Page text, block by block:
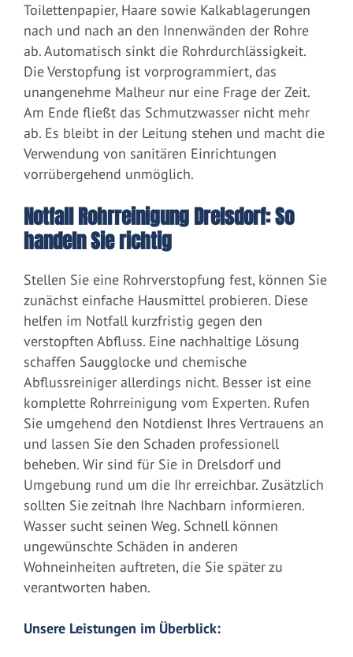
Toilettenpapier, Haare sowie Kalkablagerungen
nach und nach an den Innenwänden der Rohre
ab. Automatisch sinkt die Rohrdurchlässigkeit.
Die Verstopfung ist vorprogrammiert, das
unangenehme Malheur nur eine Frage der Zeit.
Am Ende fließt das Schmutzwasser nicht mehr
ab. Es bleibt in der Leitung stehen und macht die
Verwendung von sanitären Einrichtungen
vorrübergehend unmöglich.
Notfall Rohrreinigung Drelsdorf: So
handeln Sie richtig
Stellen Sie eine Rohrverstopfung fest, können Sie
zunächst einfache Hausmittel probieren. Diese
helfen im Notfall kurzfristig gegen den
verstopften Abfluss. Eine nachhaltige Lösung
schaffen Saugglocke und chemische
Abflussreiniger allerdings nicht. Besser ist eine
komplette Rohrreinigung vom Experten. Rufen
Sie umgehend den Notdienst Ihres Vertrauens an
und lassen Sie den Schaden professionell
beheben. Wir sind für Sie in Drelsdorf und
Umgebung rund um die Ihr erreichbar. Zusätzlich
sollten Sie zeitnah Ihre Nachbarn informieren.
Wasser sucht seinen Weg. Schnell können
ungewünschte Schäden in anderen
Wohneinheiten auftreten, die Sie später zu
verantworten haben.
Unsere Leistungen im Überblick: